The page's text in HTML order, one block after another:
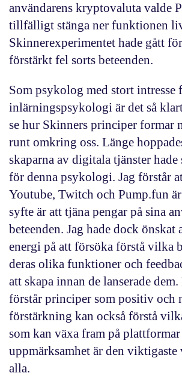
användarens kryptovaluta valde
tillfälligt stänga ner funktionen
Skinnerexperimentet hade gått
förstärkt fel sorts beteenden.
Som psykolog med stort intresse
inlärningspsykologi är det så
se hur Skinners principer formar
runt omkring oss. Länge
skaparna av digitala tjänster hade
för denna psykologi. Jag förstår
Youtube, Twitch och Pump.fun
syfte är att tjäna pengar på sina
beteenden. Jag hade dock önskat
energi på att försöka förstå vilka
deras olika funktioner och
att skapa innan de lanserade
förstår principer som positiv och
förstärkning kan också förstå
som kan växa fram på
uppmärksamhet är den viktigaste
alla.